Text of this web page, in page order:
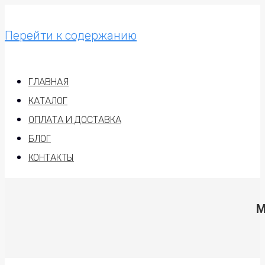
Перейти к содержанию
ГЛАВНАЯ
КАТАЛОГ
ОПЛАТА И ДОСТАВКА
БЛОГ
КОНТАКТЫ